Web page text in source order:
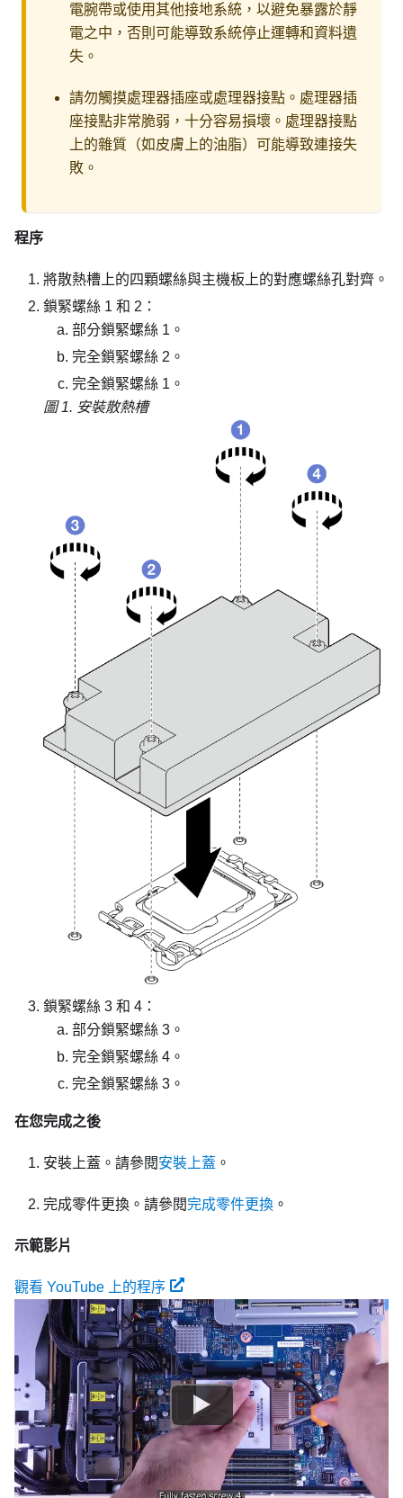
電腕帶或使用其他接地系統，以避免暴露於靜
電之中，否則可能導致系統停止運轉和資料遺
失。
請勿觸摸處理器插座或處理器接點。處理器插
座接點非常脆弱，十分容易損壞。處理器接點
上的雜質（如皮膚上的油脂）可能導致連接失
敗。
程序
將散熱槽上的四顆螺絲與主機板上的對應螺絲孔對齊。
鎖緊螺絲 1 和 2：
部分鎖緊螺絲 1。
完全鎖緊螺絲 2。
完全鎖緊螺絲 1。
圖 1. 安裝散熱槽
鎖緊螺絲 3 和 4：
部分鎖緊螺絲 3。
完全鎖緊螺絲 4。
完全鎖緊螺絲 3。
在您完成之後
安裝上蓋。請參閱安裝上蓋 。
完成零件更換。請參閱完成零件更換 。
示範影片
觀看 YouTube 上的程序